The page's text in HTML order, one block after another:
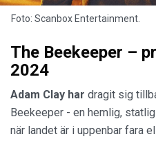
Foto: Scanbox Entertainment.
The Beekeeper –
2024
Adam Clay har dragit sig
Beekeeper - en hemlig,
när landet är i uppenbar fara